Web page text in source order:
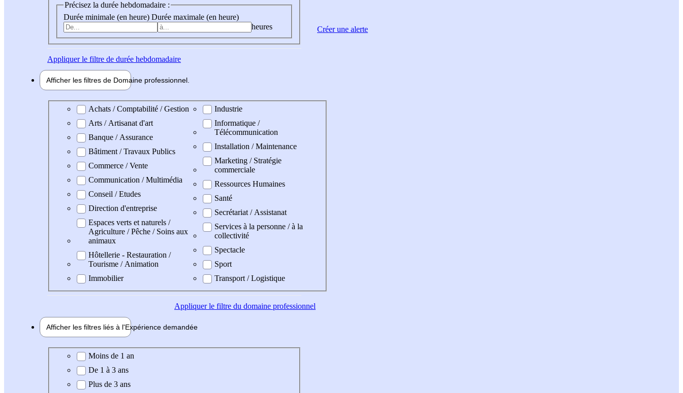
Précisez la durée hebdomadaire :
Durée minimale (en heure) Durée maximale (en heure)
heures
Appliquerle filtre de durée hebdomadaire
Afficher les filtres de Domaine professionnel
Domaine professionel
Achats / Comptabilité / Gestion
Arts / Artisanat d'art
Banque / Assurance
Bâtiment / Travaux Publics
Commerce / Vente
Communication / Multimédia
Conseil / Etudes
Direction d'entreprise
Espaces verts et naturels /
Agriculture / Pêche / Soins aux
animaux
Hôtellerie - Restauration /
Tourisme / Animation
Immobilier
Industrie
Informatique /
Télécommunication
Installation / Maintenance
Marketing / Stratégie
commerciale
Ressources Humaines
Santé
Secrétariat / Assistanat
Services à la personne / à la
collectivité
Spectacle
Sport
Transport / Logistique
Appliquerle filtre du domaine professionnel
Afficher les filtres liés à l'Expérience demandée
Expérience demandée
Moins de 1 an
De 1 à 3 ans
Plus de 3 ans
Créer une alerte